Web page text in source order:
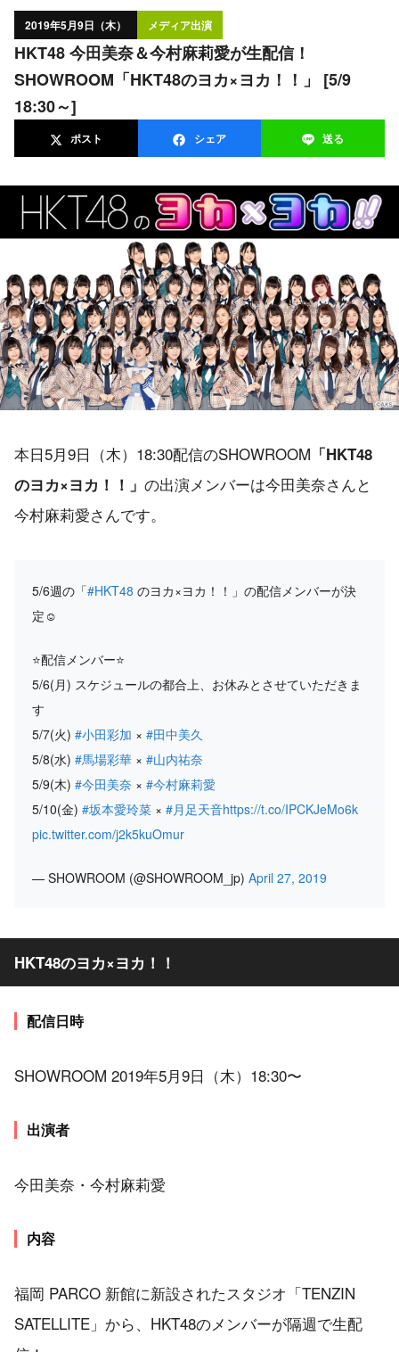
26:04～]
2019年5月9日（木） メディア出演
HKT48 今田美奈＆今村麻莉愛が生配信！
SHOWROOM「HKT48のヨカ×ヨカ！！」 [5/9
18:30～]
ポスト シェア 送る
本日5月9日（木）18:30配信のSHOWROOM 「HKT48
のヨカ×ヨカ！！」 の出演メンバーは今田美奈さんと
今村麻莉愛さんです。
5/6週の「#HKT48 のヨカ×ヨカ！！」の配信メンバーが決
定☺️
⭐配信メンバー⭐
5/6(月) スケジュールの都合上、お休みとさせていただきま
す
5/7(火) #小田彩加 × #田中美久
5/8(水) #馬場彩華 × #山内祐奈
5/9(木) #今田美奈 × #今村麻莉愛
5/10(金) #坂本愛玲菜 × #月足天音https://t.co/IPCKJeMo6k
pic.twitter.com/j2k5kuOmur
— SHOWROOM (@SHOWROOM_jp) April 27, 2019
HKT48のヨカ×ヨカ！！
配信日時
SHOWROOM 2019年5月9日（木）18:30〜
出演者
今田美奈・今村麻莉愛
内容
福岡 PARCO 新館に新設されたスタジオ「TENZIN
SATELLITE」から、HKT48のメンバーが隔週で生配